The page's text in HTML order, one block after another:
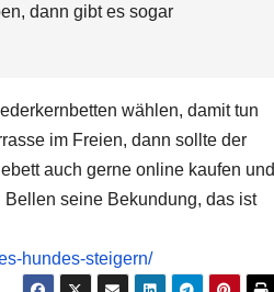
dann gibt es sogar
wählen, damit tun
im Freien, dann sollte der
auch gerne online kaufen und
seine Bekundung, das ist
hundes-steigern/